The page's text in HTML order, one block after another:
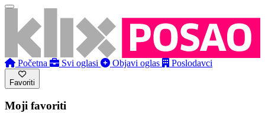
Početna Svi oglasi Objavi oglas Poslodavci
Favoriti
Moji favoriti